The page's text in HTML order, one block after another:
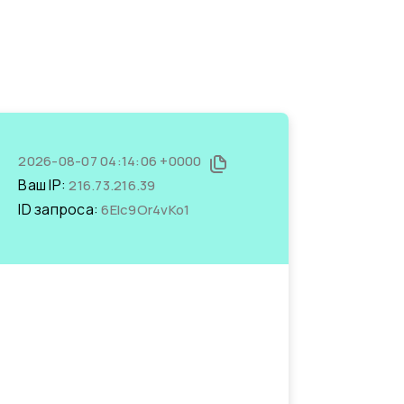
2026-08-07 04:14:06 +0000
Ваш IP:216.73.216.39
ID запроса:6EIc9Or4vKo1